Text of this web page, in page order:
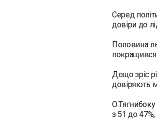
Серед
довіри до
Половина
покращився
Дещо зріс
довіряють
О.Тягнибоку
з 51 до